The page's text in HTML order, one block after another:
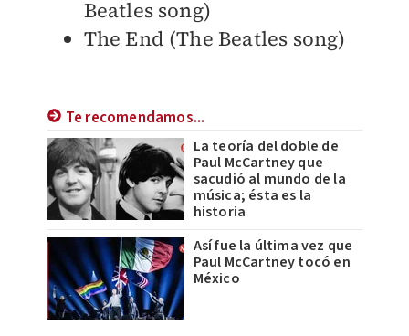
Beatles song)
The End (The Beatles song)
Te recomendamos...
La teoría del doble de
Paul McCartney que
sacudió al mundo de la
música; ésta es la
historia
Así fue la última vez que
Paul McCartney tocó en
México